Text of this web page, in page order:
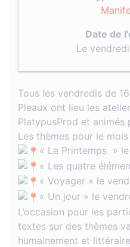
Date de
Le
Tous les vendredis de
Pleaux ont lieu les
PlatypusProd et animés
Les thèmes pour le mois
« Le Printemps »
« Les quatre
« Voyager » le
« Un jour » le
L’occasion pour les
textes sur des thèmes
humainement et